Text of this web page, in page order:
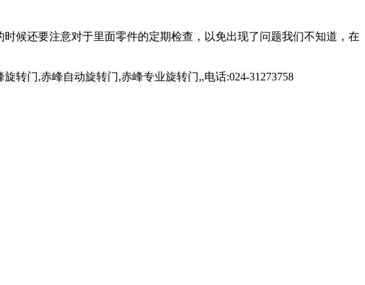
候还要注意对于里面零件的定期检查，以免出现了问题我们不知道，在
转门,赤峰自动旋转门,赤峰专业旋转门,,电话:024-31273758